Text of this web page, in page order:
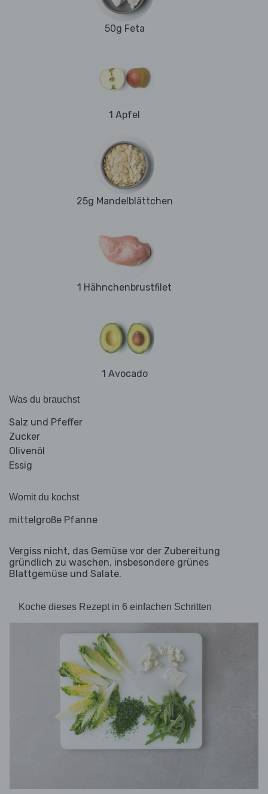
50g Feta
1 Apfel
25g Mandelblättchen
1 Hähnchenbrustfilet
1 Avocado
Was du brauchst
Salz und Pfeffer
Zucker
Olivenöl
Essig
Womit du kochst
mittelgroße Pfanne
Vergiss nicht, das Gemüse vor der Zubereitung
gründlich zu waschen, insbesondere grünes
Blattgemüse und Salate.
Koche dieses Rezept in 6 einfachen Schritten